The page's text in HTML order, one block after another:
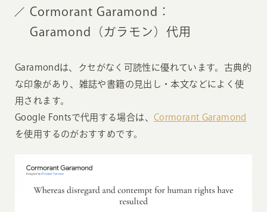
Cormorant Garamond：
Garamond（ガラモン）代用
Garamondは、クセがなく可読性に優れています。古典的
な印象があり、雑誌や書籍の見出し・本文などによく使
用されます。
Google Fontsで代用する場合は、 Cormorant Garamond
を使用するのがおすすめです。